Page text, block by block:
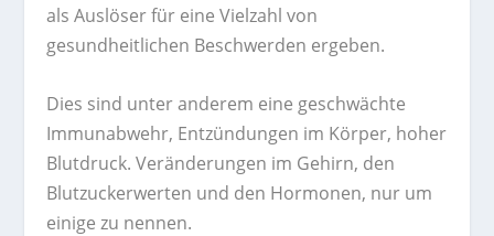
als Auslöser für eine Vielzahl von
gesundheitlichen Beschwerden ergeben.
Dies sind unter anderem eine geschwächte
Immunabwehr, Entzündungen im Körper, hoher
Blutdruck. Veränderungen im Gehirn, den
Blutzuckerwerten und den Hormonen, nur um
einige zu nennen.